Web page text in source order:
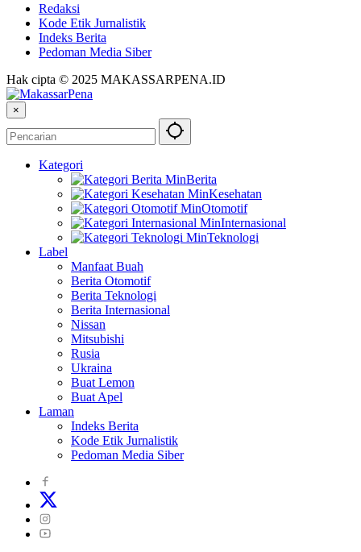
Redaksi
Kode Etik Jurnalistik
Indeks Berita
Pedoman Media Siber
Hak cipta © 2025 MAKASSARPENA.ID
×
Kategori
Berita
Kesehatan
Otomotif
Internasional
Teknologi
Label
Manfaat Buah
Berita Otomotif
Berita Teknologi
Berita Internasional
Nissan
Mitsubishi
Rusia
Ukraina
Buat Lemon
Buat Apel
Laman
Indeks Berita
Kode Etik Jurnalistik
Pedoman Media Siber